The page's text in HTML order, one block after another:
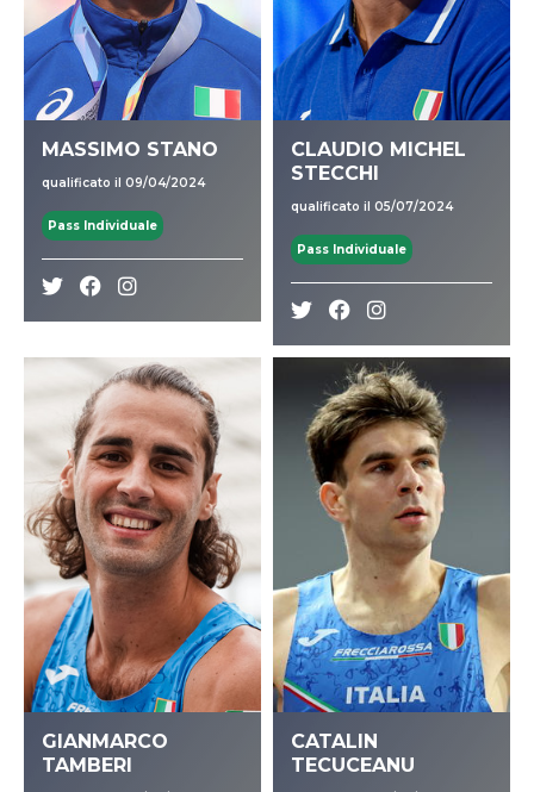
MASSIMO STANO
qualificato il 09/04/2024
Pass Individuale
CLAUDIO MICHEL
STECCHI
qualificato il 05/07/2024
Pass Individuale
GIANMARCO
TAMBERI
CATALIN
TECUCEANU